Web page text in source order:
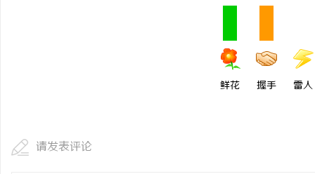
鲜花 握手 雷人
请发表评论